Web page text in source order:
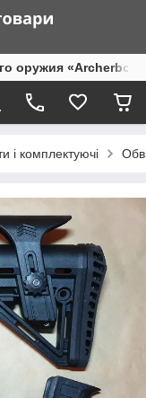
оружия
і комплектуючі